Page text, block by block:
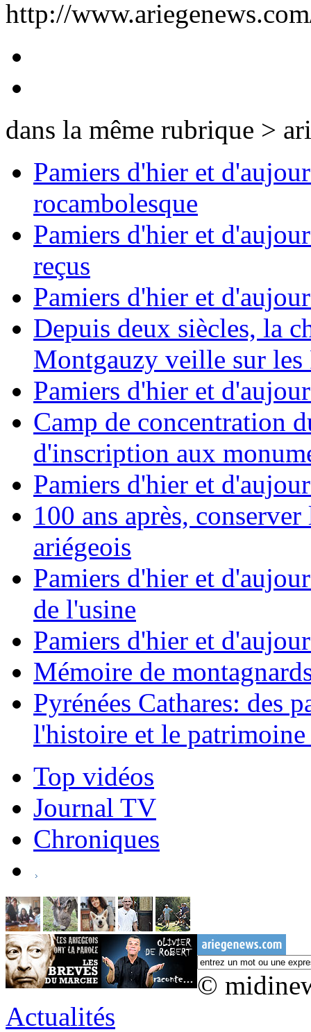
http://
dans la même rubrique >
Pamiers d'hier et
rocambolesque
Pamiers d'hier et
reçus
Pamiers d'hier et
Depuis deux siècles, la
Montgauzy veille sur les
Pamiers d'hier et
Camp de concentration
d'inscription aux
Pamiers d'hier et
100 ans après,
ariégeois
Pamiers d'hier et
de l'usine
Pamiers d'hier et
Mémoire de
Pyrénées Cathares: des
l'histoire et le patrimoine
Top vidéos
Journal TV
Chroniques
©
Actualités